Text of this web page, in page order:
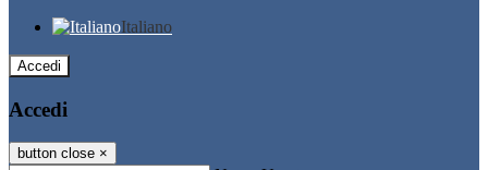
Italiano
Accedi
Accedi
button close ×